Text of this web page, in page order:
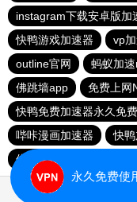
instagram下载安卓版加
快鸭游戏加速器
vp
outline官网
蚂蚁加
佛跳墙app
免费上网
快鸭免费加速器永久免费
哔咔漫画加速器
快
佛跳墙下载
永久免费使